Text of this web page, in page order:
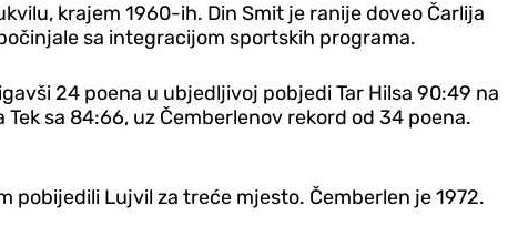
krajem 1960-ih. Din Smit je ranije doveo Čarlija
sa integracijom sportskih programa.
24 poena u ubjedljivoj pobjedi Tar Hilsa 90:49 na
sa 84:66, uz Čemberlenov rekord od 34 poena.
pobijedili Lujvil za treće mjesto. Čemberlen je 1972.